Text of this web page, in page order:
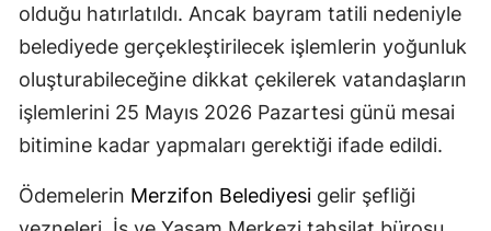
olduğu hatırlatıldı. Ancak bayram tatili nedeniyle
belediyede gerçekleştirilecek işlemlerin yoğunluk
oluşturabileceğine dikkat çekilerek vatandaşların
işlemlerini 25 Mayıs 2026 Pazartesi günü mesai
bitimine kadar yapmaları gerektiği ifade edildi.
Ödemelerin Merzifon Belediyesi gelir şefliği